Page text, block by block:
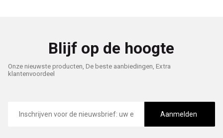
Blijf op de hoogte
Onze nieuwste producten, De beste aanbiedingen, Extra
klantenvoordeel
mailadres
Aanmelden